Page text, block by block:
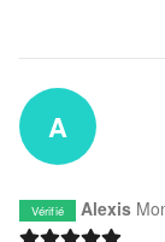
A
Vérifié Alexis